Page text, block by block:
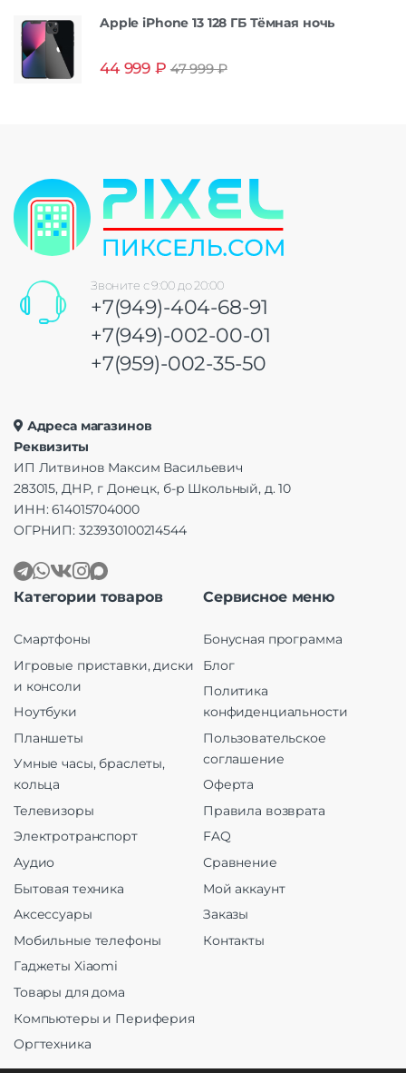
Apple iPhone 13 128 ГБ Тёмная ночь
44 999 ₽ 47 999₽
Звоните с 9:00 до 20:00
+7(949)-404-68-91
+7(949)-002-00-01
+7(959)-002-35-50
Адреса магазинов
Реквизиты
ИП Литвинов Максим Васильевич
283015, ДНР, г Донецк, б-р Школьный, д. 10
ИНН: 614015704000
ОГРНИП: 323930100214544
Категории товаров
Смартфоны
Игровые приставки, диски
и консоли
Ноутбуки
Планшеты
Умные часы, браслеты,
кольца
Телевизоры
Электротранспорт
Аудио
Бытовая техника
Аксессуары
Мобильные телефоны
Гаджеты Xiaomi
Товары для дома
Компьютеры и Периферия
Оргтехника
Сервисное меню
Бонусная программа
Блог
Политика
конфиденциальности
Пользовательское
соглашение
Оферта
Правила возврата
FAQ
Сравнение
Мой аккаунт
Заказы
Контакты